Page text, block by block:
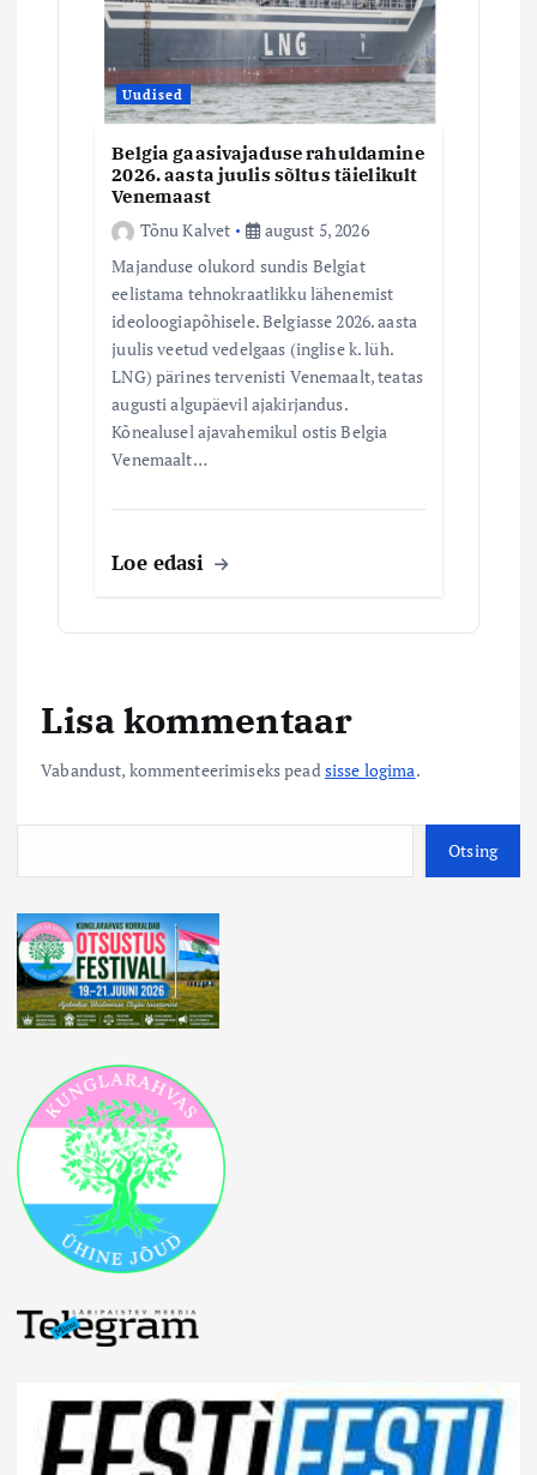
Uudised
Belgia gaasivajaduse rahuldamine
2026. aasta juulis sõltus täielikult
Venemaast
Tõnu Kalvet
august 5, 2026
Majanduse olukord sundis Belgiat
eelistama tehnokraatlikku lähenemist
ideoloogiapõhisele. Belgiasse 2026. aasta
juulis veetud vedelgaas (inglise k. lüh.
LNG) pärines tervenisti Venemaalt, teatas
augusti algupäevil ajakirjandus.
Kõnealusel ajavahemikul ostis Belgia
Venemaalt…
Loe edasi
Lisa kommentaar
Vabandust, kommenteerimiseks peadsisse logima.
i
Otsing